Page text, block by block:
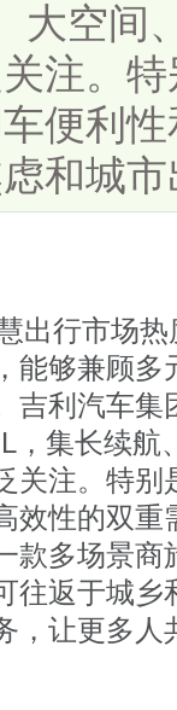
大空间
注。
便利
和城
出行市场
能够兼顾
吉利汽车集
，集长续
关注。特
效性的双
款多场景
往返于城
，让更多